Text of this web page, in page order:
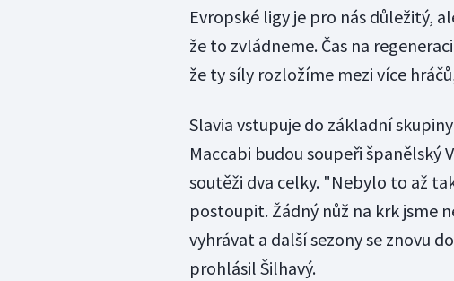
Evropské ligy je pro nás důležitý,
že to zvládneme. Čas na
že ty síly rozložíme mezi více
Slavia vstupuje do základní
Maccabi budou soupeři španělský
soutěži dva celky. "Nebylo to až
postoupit. Žádný nůž na krk jsme
vyhrávat a další sezony se znovu
prohlásil Šilhavý.